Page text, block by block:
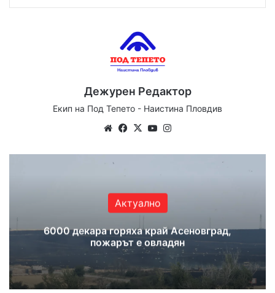
Дежурен Редактор
Екип на Под Тепето - Наистина Пловдив
WebsiteFacebook
X YouTube
Актуално
6000 декара горяха край Асеновград,
пожарът е овладян